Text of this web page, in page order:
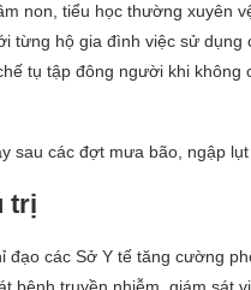
non, tiểu học thường xuyên
từng hộ gia đình việc sử dụng
tụ tập đông người khi không
sau các đợt mưa bão, ngập
trị
đạo các Sở Y tế tăng cường